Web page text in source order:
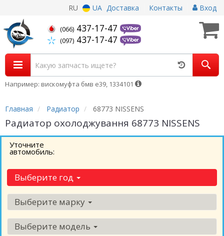
RU UA Доставка Контакты Вход
(066) 437-17-47
(097) 437-17-47
Например: вискомуфта бмв е39, 1334101
Главная Радиатор 68773 NISSENS
Радиатор охолоджування 68773 NISSENS
Уточните
автомобиль:
Выберите год
Выберите марку
Выберите модель